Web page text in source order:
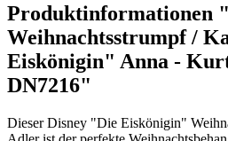
Produktinformationen
Weihnachtsstrumpf /
Eiskönigin" Anna -
DN7216"
Dieser Disney "Die Eiskönigin"